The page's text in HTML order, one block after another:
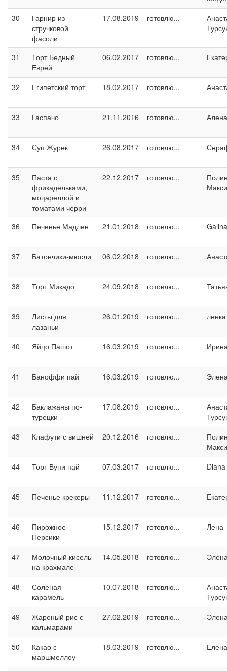
30
Гарнир из
стручковой
фасоли
17.08.2019 готовлю...
31
Торт Бедный
Еврей
06.02.2017 готовлю...
32 Египетский торт 18.02.2017 готовлю...
33 Гаспачо 21.11.2016 готовлю... Алена
34 Суп Журек 26.08.2017 готовлю...
35
Паста с
фрикадельками,
моцареллой и
томатами черри
22.12.2017 готовлю...
36 Печенье Мадлен 21.01.2018 готовлю...
37 Батончики-мюсли 06.02.2018 готовлю...
38 Торт Микадо 24.09.2018 готовлю...
39
Листы для
лазаньи
26.01.2019 готовлю...
40 Яйцо Пашот 16.03.2019 готовлю...
41 Баноффи пай 16.03.2019 готовлю...
42
Баклажаны по-
турецки
17.08.2019 готовлю...
43
Клафути с вишней 20.12.2016 готовлю...
44
Торт Вупи пай 07.03.2017 готовлю... Diana
45 Печенье крекеры 11.12.2017 готовлю...
46
Пирожное
Персики
15.12.2017 готовлю... Лена
47
Молочный кисель
на крахмале
14.05.2018 готовлю...
48
Соленая
карамель
10.07.2018 готовлю...
49
Жареный рис с
кальмарами
27.02.2019 готовлю...
50
Какао с
маршмеллоу
18.03.2019 готовлю...